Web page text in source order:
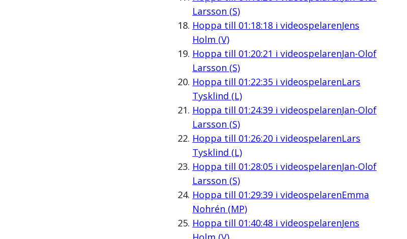
Larsson (S)
Hoppa till 01:18:18i videospelarenJens
Holm (V)
Hoppa till 01:20:21 i videospelarenJan-Olof
Larsson (S)
Hoppa till 01:22:35i videospelarenLars
Tysklind (L)
Hoppa till 01:24:39i videospelarenJan-Olof
Larsson (S)
Hoppa till 01:26:20i videospelarenLars
Tysklind (L)
Hoppa till 01:28:05i videospelarenJan-Olof
Larsson (S)
Hoppa till 01:29:39i videospelarenEmma
Nohrén (MP)
Hoppa till 01:40:48i videospelarenJens